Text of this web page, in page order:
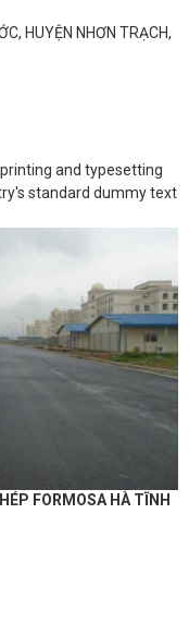
HUYỆN NHƠN TRẠCH,
and typesetting
standard dummy text
FORMOSA HÀ TĨNH